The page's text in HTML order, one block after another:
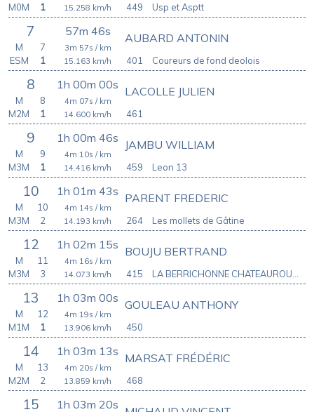
449
15.258 km/h
M0M
1 Usp et Asptt
7 57m 46s
401
AUBARD ANTONIN
3m 57s / km
15.163 km/h
M
7
ESM
1 Coureurs de fond deolois
8 1h 00m 00s
461
LACOLLE JULIEN
4m 07s / km
14.600 km/h
M
8
M2M
1
9 1h 00m 46s
459
JAMBU WILLIAM
4m 10s / km
14.416 km/h
M
9
M3M
1 Leon 13
10 1h 01m 43s
264
PARENT FREDERIC
4m 14s / km
14.193 km/h
M
10
M3M
2 Les mollets de Gâtine
12 1h 02m 15s
415
BOUJU BERTRAND
4m 16s / km
14.073 km/h
M
11
M3M
3
13 1h 03m 00s
450
GOULEAU ANTHONY
4m 19s / km
13.906 km/h
M
12
M1M
1
14 1h 03m 13s
468
MARSAT FRÉDÉRIC
4m 20s / km
13.859 km/h
M
13
M2M
2
15 1h 03m 20s